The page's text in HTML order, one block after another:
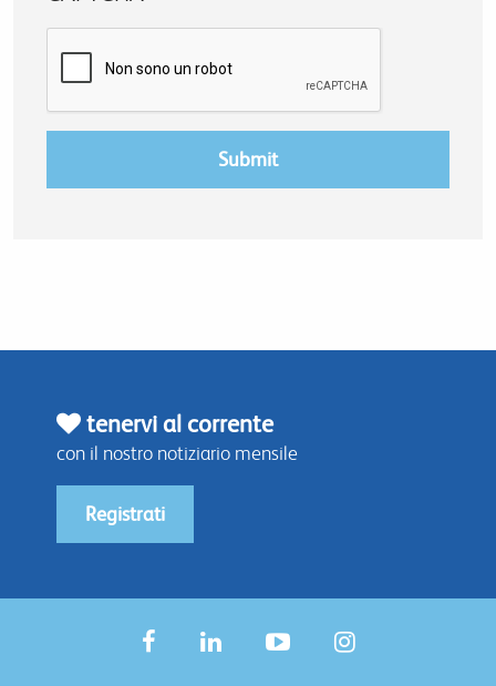
tenervi al corrente
con il nostro notiziario mensile
Registrati